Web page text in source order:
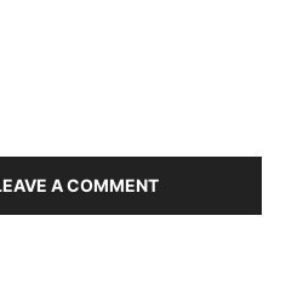
A COMMENT